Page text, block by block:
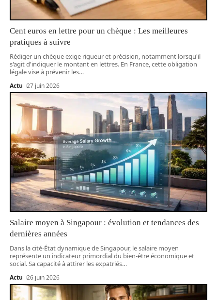
Cent euros en lettre pour un chèque : Les meilleures
pratiques à suivre
Rédiger un chèque exige rigueur et précision, notamment lorsqu'il
s'agit d'indiquer le montant en lettres. En France, cette obligation
légale vise à prévenir les…
Actu 27 juin 2026
Salaire moyen à Singapour : évolution et tendances des
dernières années
Dans la cité-État dynamique de Singapour, le salaire moyen
représente un indicateur primordial du bien-être économique et
social. Sa capacité à attirer les expatriés…
Actu 26 juin 2026